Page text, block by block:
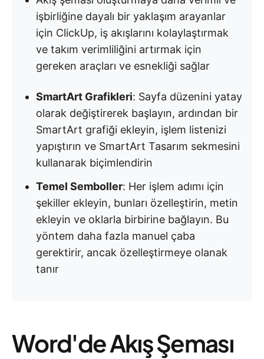
işbirliğine dayalı bir yaklaşım arayanlar
için ClickUp, iş akışlarını kolaylaştırmak
ve takım verimliliğini artırmak için
gereken araçları ve esnekliği sağlar
SmartArt Grafikleri: Sayfa düzenini yatay
olarak değiştirerek başlayın, ardından bir
SmartArt grafiği ekleyin, işlem listenizi
yapıştırın ve SmartArt Tasarım sekmesini
kullanarak biçimlendirin
Temel Semboller: Her işlem adımı için
şekiller ekleyin, bunları özelleştirin, metin
ekleyin ve oklarla birbirine bağlayın. Bu
yöntem daha fazla manuel çaba
gerektirir, ancak özelleştirmeye olanak
tanır
Word'de Akış Şeması